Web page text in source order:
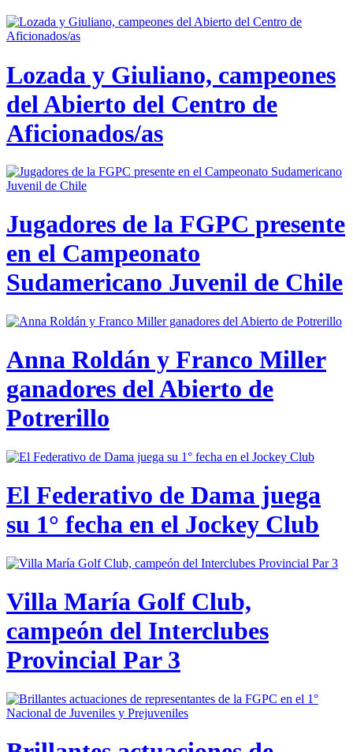
Lozada y Giuliano, campeones
del Abierto del Centro de
Aficionados/as
Jugadores de la FGPC presente
en el Campeonato
Sudamericano Juvenil de Chile
Anna Roldán y Franco Miller
ganadores del Abierto de
Potrerillo
El Federativo de Dama juega
su 1° fecha en el Jockey Club
Villa María Golf Club,
campeón del Interclubes
Provincial Par 3